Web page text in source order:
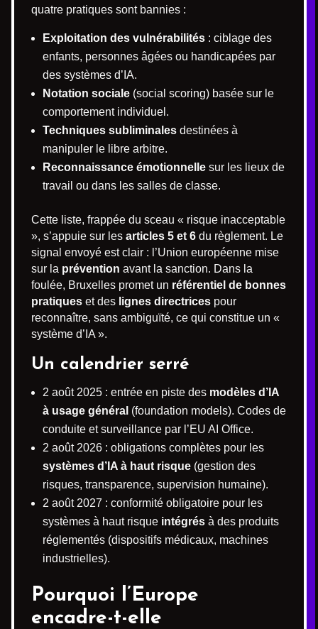
quatre pratiques sont bannies :
Exploitation des vulnérabilités : ciblage des
enfants, personnes âgées ou handicapées par
des systèmes d’IA.
Notation sociale (social scoring) basée sur le
comportement individuel.
Techniques subliminales destinées à
manipuler le libre arbitre.
Reconnaissance émotionnelle sur les lieux de
travail ou dans les salles de classe.
Cette liste, frappée du sceau « risque inacceptable
», s’appuie sur les articles 5 et 6 du règlement. Le
signal envoyé est clair : l’Union européenne mise
sur la prévention avant la sanction. Dans la
foulée, Bruxelles promet un référentiel de bonnes
pratiques et des lignes directrices pour
reconnaître, sans ambiguïté, ce qui constitue un «
système d’IA ».
Un calendrier serré
2 août 2025 : entrée en piste des modèles d’IA
à usage général (foundation models). Codes de
conduite et surveillance par l’EU AI Office.
2 août 2026 : obligations complètes pour les
systèmes d’IA à haut risque (gestion des
risques, transparence, supervision humaine).
2 août 2027 : conformité obligatoire pour les
systèmes à haut risque intégrés à des produits
réglementés (dispositifs médicaux, machines
industrielles).
Pourquoi l’Europe
encadre-t-elle